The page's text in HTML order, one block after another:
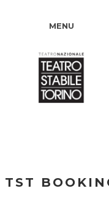
MENU
TST